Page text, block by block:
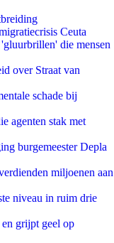
Ceuta
die mensen
over Straat van
schade bij
agenten stak met
burgemeester Depla
miljoenen aan
niveau in ruim drie
grijpt geel op